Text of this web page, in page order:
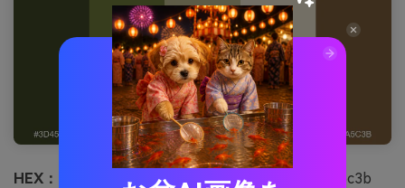
HEX： #3d4526 #6e7a3a #b9b48a #e6ddc8 #7a5c3b